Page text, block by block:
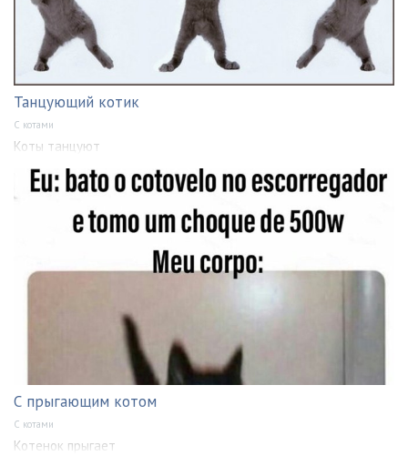
Танцующий котик
С котами
Коты танцуют
С прыгающим котом
С котами
Котенок прыгает